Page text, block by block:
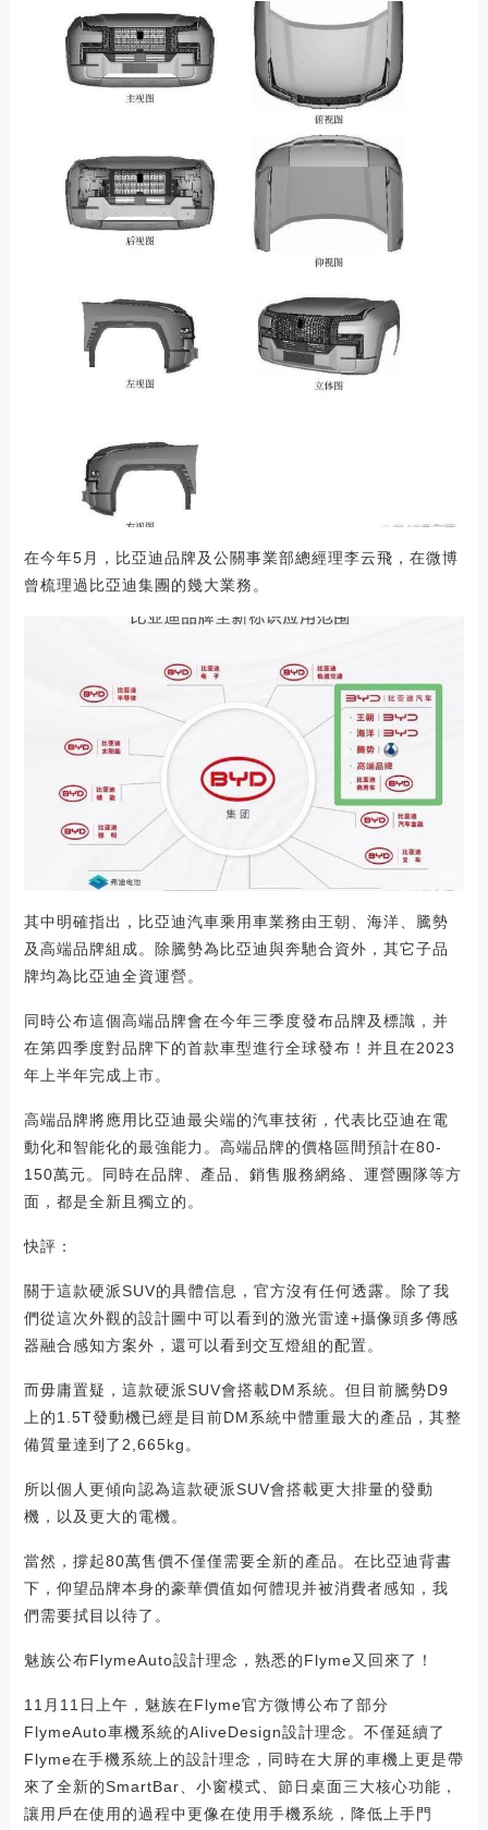
在今年5月，比亞迪品牌及公關事業部總經理李云飛，在微博
曾梳理過比亞迪集團的幾大業務。
其中明確指出，比亞迪汽車乘用車業務由王朝、海洋、騰勢
及高端品牌組成。除騰勢為比亞迪與奔馳合資外，其它子品
牌均為比亞迪全資運營。
同時公布這個高端品牌會在今年三季度發布品牌及標識，并
在第四季度對品牌下的首款車型進行全球發布！并且在2023
年上半年完成上市。
高端品牌將應用比亞迪最尖端的汽車技術，代表比亞迪在電
動化和智能化的最強能力。高端品牌的價格區間預計在80-
150萬元。同時在品牌、產品、銷售服務網絡、運營團隊等方
面，都是全新且獨立的。
快評：
關于這款硬派SUV的具體信息，官方沒有任何透露。除了我
們從這次外觀的設計圖中可以看到的激光雷達+攝像頭多傳感
器融合感知方案外，還可以看到交互燈組的配置。
而毋庸置疑，這款硬派SUV會搭載DM系統。但目前騰勢D9
上的1.5T發動機已經是目前DM系統中體重最大的產品，其整
備質量達到了2,665kg。
所以個人更傾向認為這款硬派SUV會搭載更大排量的發動
機，以及更大的電機。
當然，撐起80萬售價不僅僅需要全新的產品。在比亞迪背書
下，仰望品牌本身的豪華價值如何體現并被消費者感知，我
們需要拭目以待了。
魅族公布FlymeAuto設計理念，熟悉的Flyme又回來了！
11月11日上午，魅族在Flyme官方微博公布了部分
FlymeAuto車機系統的AliveDesign設計理念。不僅延續了
Flyme在手機系統上的設計理念，同時在大屏的車機上更是帶
來了全新的SmartBar、小窗模式、節日桌面三大核心功能，
讓用戶在使用的過程中更像在使用手機系統，降低上手門